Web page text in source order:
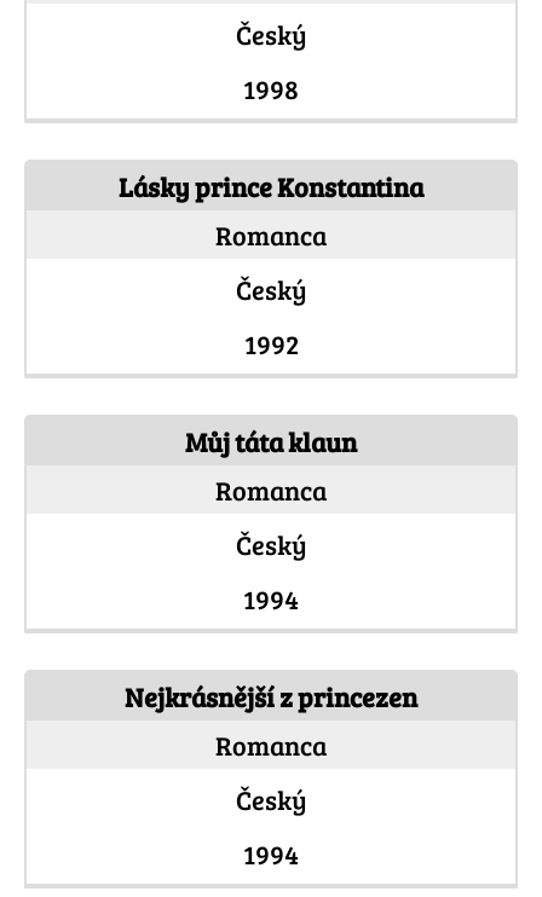
Český
1998
Lásky prince Konstantina
Romanca
Český
1992
Můj táta klaun
Romanca
Český
1994
Nejkrásnější z princezen
Romanca
Český
1994